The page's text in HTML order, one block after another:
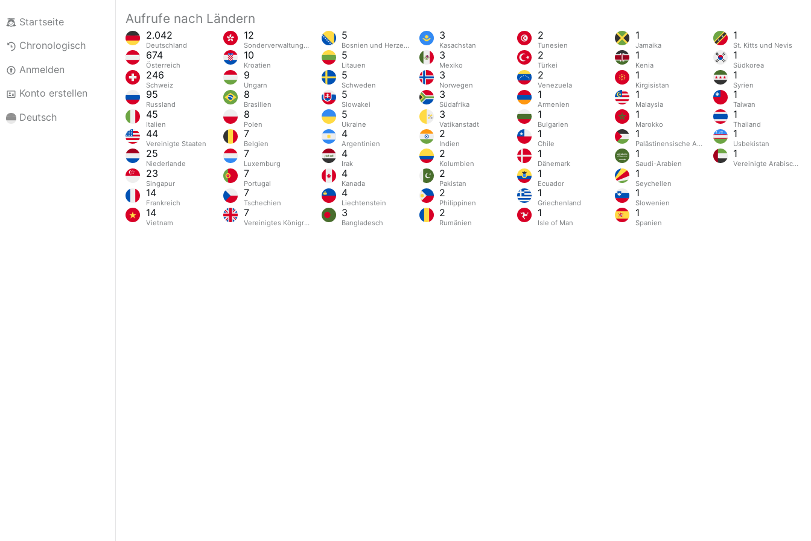
Startseite
Chronologisch
Anmelden
Konto erstellen
Deutsch
Aufrufe nach Ländern
2.042
Deutschland
674
Österreich
246
Schweiz
95
Russland
45
Italien
44
Vereinigte Staaten
25
Niederlande
23
Singapur
14
Frankreich
14
Vietnam
12
Sonderverwaltungsregion Hongkong
10
Kroatien
9
Ungarn
8
Brasilien
8
Polen
7
Belgien
7
Luxemburg
7
Portugal
7
Tschechien
7
Vereinigtes Königreich
5
Bosnien und Herzegowina
5
Litauen
5
Schweden
5
Slowakei
5
Ukraine
4
Argentinien
4
Irak
4
Kanada
4
Liechtenstein
3
Bangladesch
3
Kasachstan
3
Mexiko
3
Norwegen
3
Südafrika
3
Vatikanstadt
2
Indien
2
Kolumbien
2
Pakistan
2
Philippinen
2
Rumänien
2
Tunesien
2
Türkei
2
Venezuela
1
Armenien
1
Bulgarien
1
Chile
1
Dänemark
1
Ecuador
1
Griechenland
1
Isle of Man
1
Jamaika
1
Kenia
1
Kirgisistan
1
Malaysia
1
Marokko
1
Palästinensische Autonomiegebiete
1
Saudi-Arabien
1
Seychellen
1
Slowenien
1
Spanien
1
St. Kitts und Nevis
1
Südkorea
1
Syrien
1
Taiwan
1
Thailand
1
Usbekistan
1
Vereinigte Arabische